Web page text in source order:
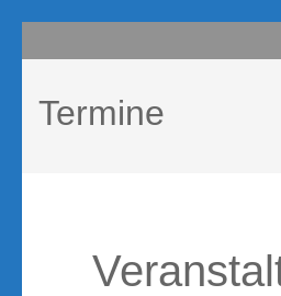
Inhalt
(Enter
drücken)
compurem
Termine